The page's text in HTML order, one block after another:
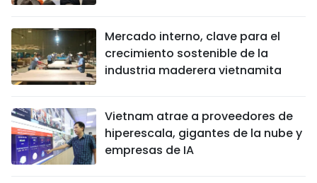
Mercado interno, clave para el
crecimiento sostenible de la
industria maderera vietnamita
Vietnam atrae a proveedores de
hiperescala, gigantes de la nube y
empresas de IA